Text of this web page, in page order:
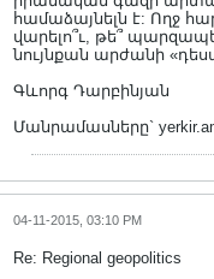
համաձայնելն է: Ողջ
վարելո՞ւ, թե՞
նույնքան արժանի
Գևորգ Դարբինյան
Մանրամասները`
04-11-2015, 03:10 PM
Re: Regional geopolitics